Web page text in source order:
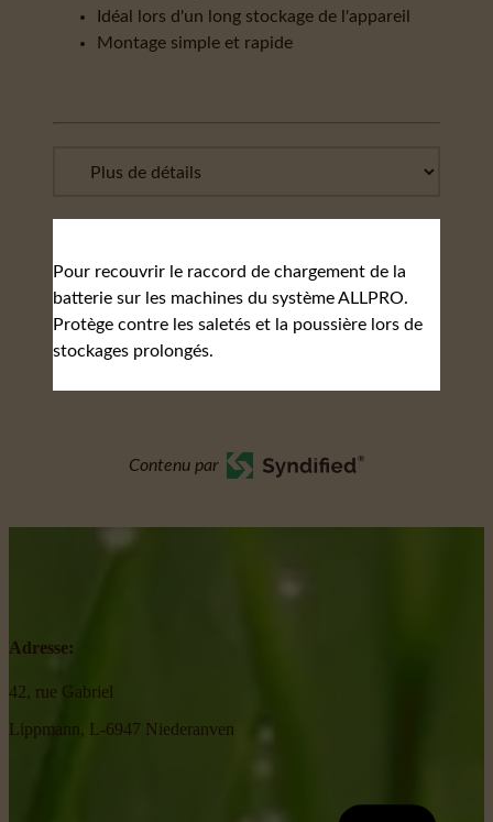
Idéal lors d'un long stockage de l'appareil
Montage simple et rapide
Pour recouvrir le raccord de chargement de la
batterie sur les machines du système ALLPRO.
Protège contre les saletés et la poussière lors de
stockages prolongés.
Contenu par
Adresse:
42, rue Gabriel
Lippmann, L-6947 Niederanven